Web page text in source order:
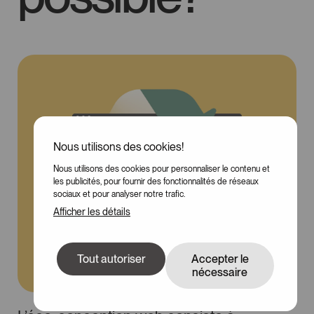
Nous utilisons des cookies!
Nous utilisons des cookies pour personnaliser le contenu et
les publicités, pour fournir des fonctionnalités de réseaux
sociaux et pour analyser notre trafic.
Afficher les détails
Tout autoriser
Accepter le
nécessaire